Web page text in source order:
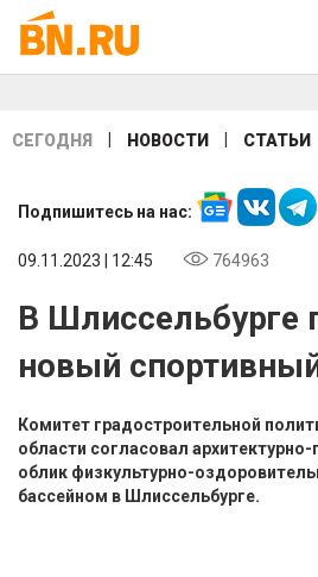
СЕГОДНЯ НОВОСТИ СТАТЬИ
Подпишитесь на нас:
09.11.2023 | 12:45 764963
В Шлиссельбурге
новый
Комитет градостроительной
области согласовал
облик физкультурно-
бассейном в Шлиссельбурге.